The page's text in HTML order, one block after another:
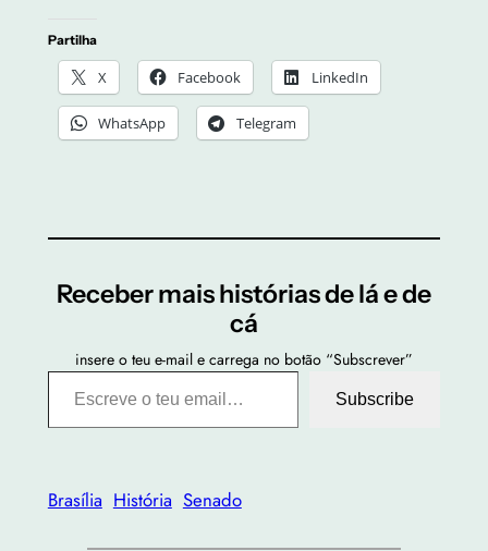
Partilha
X Facebook LinkedIn
WhatsApp Telegram
Receber mais histórias de lá e de
cá
insere o teu e-mail e carrega no botão “Subscrever”
Escreve o teu email…
Subscribe
Brasília História Senado